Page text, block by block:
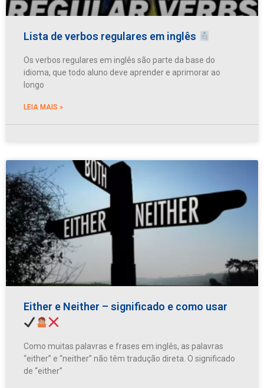
Lista de verbos regulares em inglês
Os verbos regulares em inglês são parte da base do
idioma, que todo aluno deve aprender e aprimorar ao
longo
LEIA MAIS »
Either e Neither – significado e como usar
Como muitas palavras e frases em inglês, as palavras
“either” e “neither” não têm tradução direta. O significado
de “either”